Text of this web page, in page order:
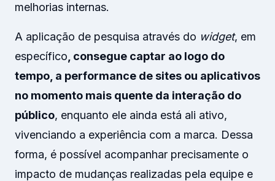
melhorias internas.
A aplicação de pesquisa através do widget, em
específico , consegue captar ao logo do
tempo, a performance de sites ou aplicativos
no momento mais quente da interação do
público, enquanto ele ainda está ali ativo,
vivenciando a experiência com a marca. Dessa
forma, é possível acompanhar precisamente o
impacto de mudanças realizadas pela equipe e